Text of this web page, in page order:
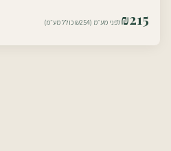
₪215 לפני מע״מ (₪254 כולל מע״מ)